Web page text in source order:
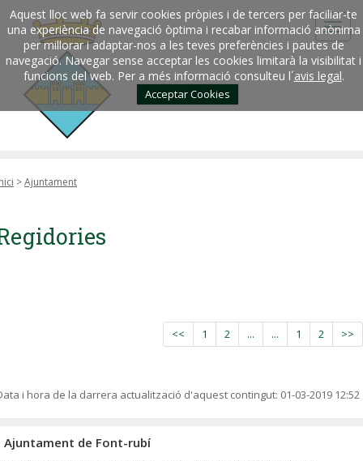
Aquest lloc web fa servir cookies pròpies i de tercers per faciliar-te
una experiència de navegació òptima i recabar informació anònima
per millorar i adaptar-nos a les teves preferències i pautes de
navegació. Navegar sense acceptar les cookies limitarà la visibilitat i
funcions del web. Per a més informació consulteu l´avis legal.
Acceptar Cookies
>Ajuntament
<< 1 2 ... ... 1 2 >>
i hora de la darrera actualització d'aquest contingut: 01-03-2019 12:52
Ajuntament de Font-rubí